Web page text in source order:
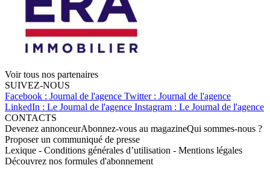
Voir tous nos partenaires
SUIVEZ-NOUS
Facebook : Journal de l'agence Twitter : Journal de l'agence
LinkedIn : Le Journal de l'agence Instagram : Le Journal de l'agence
CONTACTS
Devenez annonceurAbonnez-vous au magazineQui sommes-nous ?
Proposer un communiqué de presse
Lexique - Conditions générales d’utilisation - Mentions légales
Découvrez nos formules d'abonnement